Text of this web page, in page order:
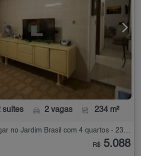
suítes 2 vagas 234 m²
Casa Térrea para Alugar no Jardim Brasil com 4 quartos - 234 m²
R$ 5.088